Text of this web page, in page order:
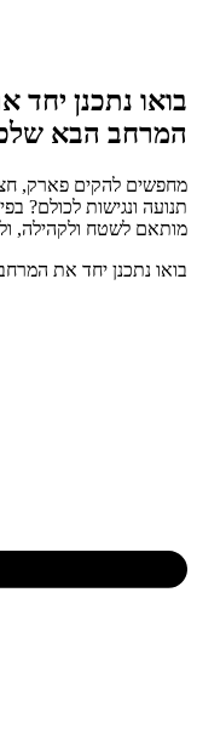
בואו נתכנן יחד
המרחב הבא
מחפשים להקים פארק,
תנועה ונגישות לכולם?
מותאם לשטח ולקהילה,
בואו נתכנן יחד את